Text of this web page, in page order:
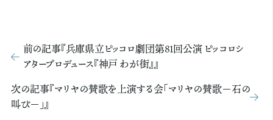
前の記事『兵庫県立ピッコロ劇団第81回公演 ピッコロシ
アタープロデュース『神戸 わが街』』
次の記事『マリヤの賛歌を上演する会「マリヤの賛歌－石の
叫び－」』